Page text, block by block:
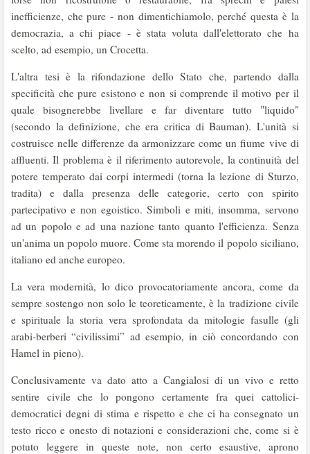
inefficienze, che pure - non dimentichiamolo, perché questa è la
democrazia, a chi piace - è stata voluta dall'elettorato che ha
scelto, ad esempio, un Crocetta.
L'altra tesi è la rifondazione dello Stato che, partendo dalla
specificità che pure esistono e non si comprende il motivo per il
quale bisognerebbe livellare e far diventare tutto "liquido"
(secondo la definizione, che era critica di Bauman). L'unità si
costruisce nelle differenze da armonizzare come un fiume vive di
affluenti. Il problema è il riferimento autorevole, la continuità del
potere temperato dai corpi intermedi (torna la lezione di Sturzo,
tradita) e dalla presenza delle categorie, certo con spirito
partecipativo e non egoistico. Simboli e miti, insomma, servono
ad un popolo e ad una nazione tanto quanto l'efficienza. Senza
un'anima un popolo muore. Come sta morendo il popolo siciliano,
italiano ed anche europeo.
La vera modernità, lo dico provocatoriamente ancora, come da
sempre sostengo non solo le teoreticamente, è la tradizione civile
e spirituale la storia vera sprofondata da mitologie fasulle (gli
arabi-berberi “civilissimi” ad esempio, in ciò concordando con
Hamel in pieno).
Conclusivamente va dato atto a Cangialosi di un vivo e retto
sentire civile che lo pongono certamente fra quei cattolici-
democratici degni di stima e rispetto e che ci ha consegnato un
testo ricco e onesto di notazioni e considerazioni che, come si è
potuto leggere in queste note, non certo esaustive, aprono